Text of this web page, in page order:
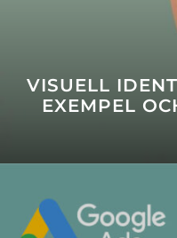
VISUELL
EXEMPEL